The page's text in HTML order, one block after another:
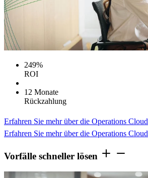
249%
ROI
12 Monate
Rückzahlung
Erfahren Sie mehr über die Operations Cloud
Erfahren Sie mehr über die Operations Cloud
Vorfälle schneller lösen